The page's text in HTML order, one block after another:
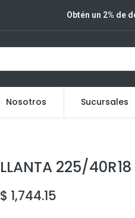
Obtén un 2% de
Nosotros Sucursales
LLANTA 225/
$ 1,744.15